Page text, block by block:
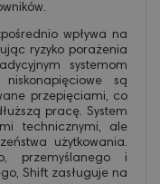
wpływa na
ryzyko porażenia
systemom
niskonapięciowe są
przepięciami, co
pracę. System
technicznymi, ale
użytkowania.
przemyślanego i
Shift zasługuje na